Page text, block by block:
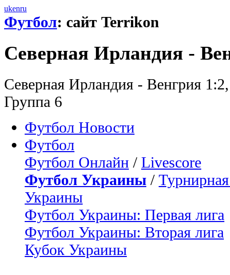
ukenru
Футбол: сайт Terrikon
Северная Ирландия -
Северная Ирландия - Венгрия
Группа 6
Футбол Новости
Футбол
Футбол Онлайн / Livescore
Футбол Украины /
Украины
Футбол Украины: Первая лига
Футбол Украины: Вторая лига
Кубок Украины